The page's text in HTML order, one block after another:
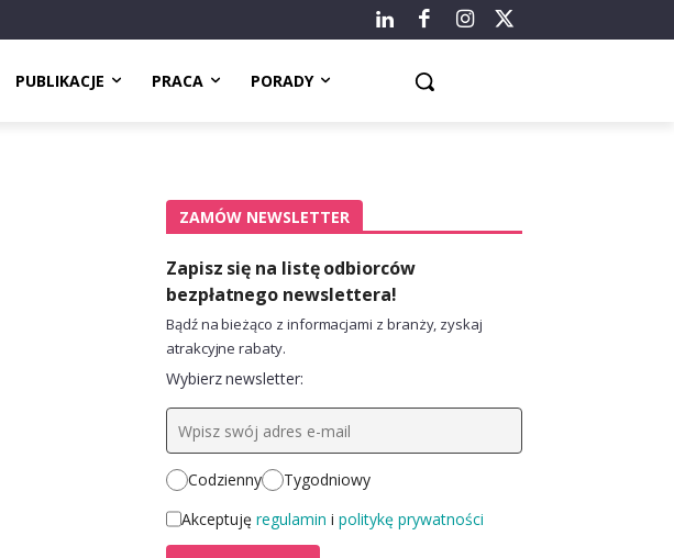
PUBLIKACJE PRACA PORADY
ZAMÓW NEWSLETTER
Zapisz się na listę odbiorców
bezpłatnego newslettera!
Bądź na bieżąco z informacjami z branży, zyskaj
atrakcyjne rabaty.
Wybierz newsletter:
Codzienny
Tygodniowy
Akceptuję regulamin i politykę prywatności